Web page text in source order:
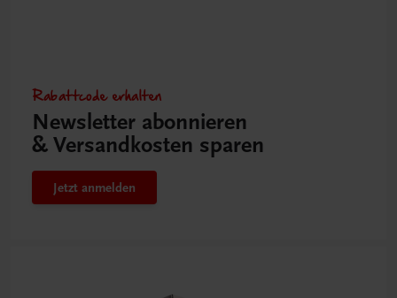
Rabattcode erhalten
Newsletter abonnieren
& Versandkosten sparen
Jetzt anmelden